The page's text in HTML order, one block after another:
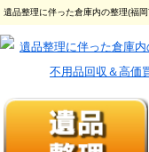
遺品整理に伴った倉庫内の整理(福